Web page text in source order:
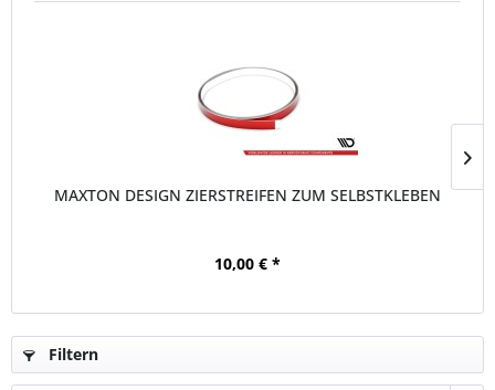
MAXTON DESIGN ZIERSTREIFEN ZUM SELBSTKLEBEN
10,00 € *
Filtern